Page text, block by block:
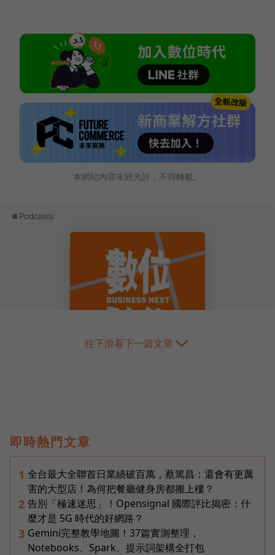
本網站內容未經允許，不得轉載。
往下滑看下一篇文章
即時熱門文章
1 全台最大全聯首日業績破百萬，蔡篤昌：還會有更厲
害的大型店！為何把餐廳健身房都搬上樓？
2 告別「極速迷思」！Opensignal 國際評比揭密：什
麼才是 5G 時代的好網路？
3 Gemini完整教學地圖！37篇實測整理，
Notebooks、Spark、提示詞架構全打包